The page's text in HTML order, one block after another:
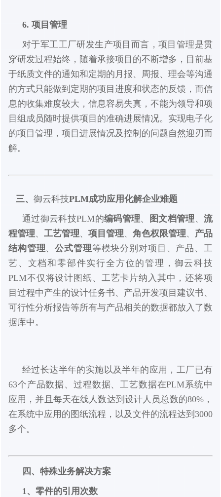
6. 项目管理
对于军工工厂研发生产项目而言，项目管理是贯
穿研发过程始终，随着承接项目的不断增多，目前基
于纸质文件的通知和定期的月报、周报、理会等沟通
的方式只能做到定期的项目进度和状态的反馈，而信
息的收集难度较大，信息容易失真，不能为领导和项
目组成员随时提供项目的准确进展情况。实现电子化
的项目管理，项目进展情况及控制的问题自然迎刃而
解。
三、 御云科技PLM成功应用化解企业难题
通过御云科技PLM的编码管理、 图文档管理 、流
程管理、 工艺管理、 项目管理、 角色权限管理、 产品
结构管理、公式管理等模块分别对项目、产品、工
艺、文档和零部件实行全方位的管理， 御云科技
PLM不仅将设计图纸、工艺卡片纳入其中，还将项
目过程中产生的设计任务书、产品开发项目建议书、
可行性分析报告等所有与产品相关的数据都放入了数
据库中。
经过长达半年的实施以及半年的应用，工厂已有
63个产品数据、过程数据、工艺数据在PLM系统中
应用，并且每天在线人数达到设计人员总数的80%，
在系统中应用的图纸流程，以及文件的流程达到3000
多个。
四、特殊业务解决方案
1、零件的引用次数